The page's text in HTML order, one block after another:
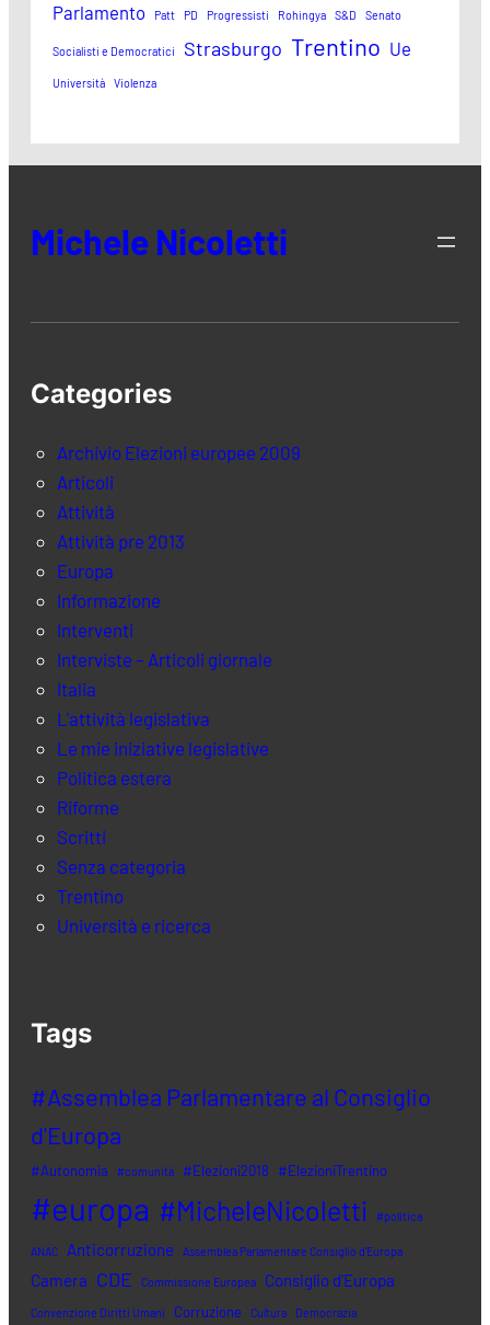
Parlamento Patt PD Progressisti Rohingya S&D Senato
Socialisti e Democratici Strasburgo Trentino Ue
Università Violenza
Michele Nicoletti
Categories
Archivio Elezioni europee 2009
Articoli
Attività
Attività pre 2013
Europa
Informazione
Interventi
Interviste – Articoli giornale
Italia
L'attività legislativa
Le mie iniziative legislative
Politica estera
Riforme
Scritti
Senza categoria
Trentino
Università e ricerca
Tags
#Assemblea Parlamentare al Consiglio
d'Europa
#Autonomia #comunità #Elezioni2018 #ElezioniTrentino
#europa #MicheleNicoletti #politica
ANAC Anticorruzione Assemblea Parlamentare Consiglio d'Europa
Camera CDE Commissione Europea Consiglio d'Europa
Convenzione Diritti Umani Corruzione Cultura Democrazia